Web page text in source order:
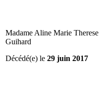
Madame Aline Marie Therese
Guihard
Décédé(e) le 29 juin 2017